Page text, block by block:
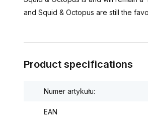
and Squid & Octopus are still the
Product specifications
Numer artykułu:
EAN